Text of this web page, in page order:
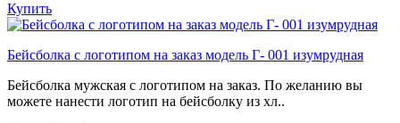
Купить
Бейсболка с логотипом на заказ модель Г- 001 изумрудная
Бейсболка мужская с логотипом на заказ. По желанию вы
можете нанести логотип на бейсболку из хл..